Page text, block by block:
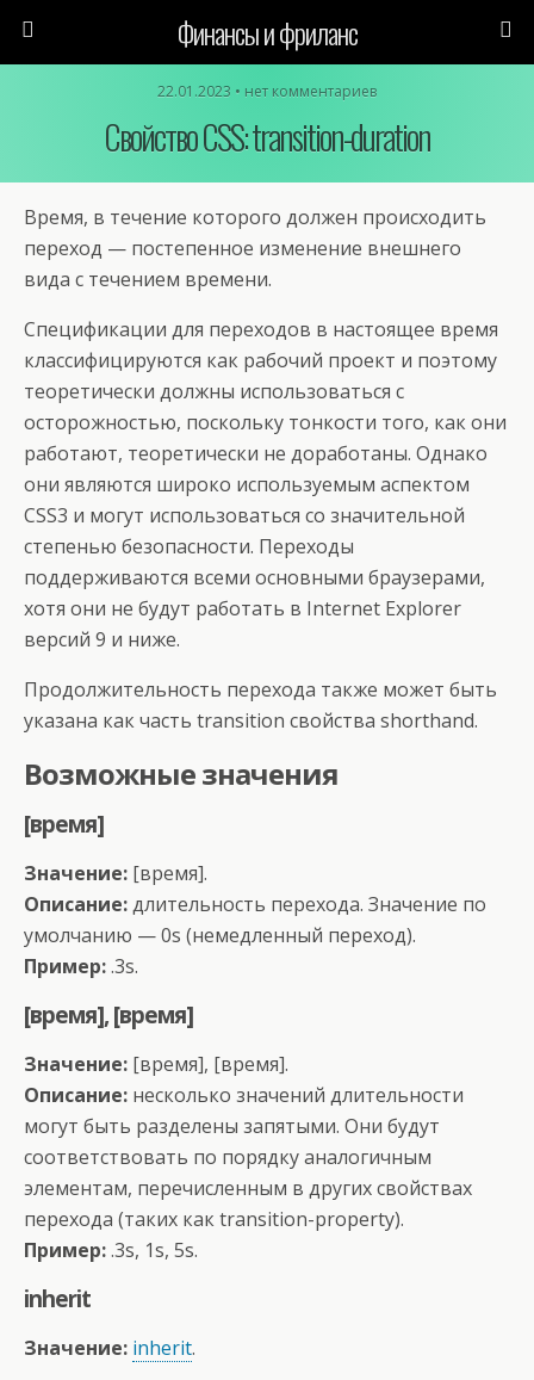
Финансы и фриланс
22.01.2023 • нет комментариев
Свойство CSS: transition-duration
Время, в течение которого должен происходить
переход — постепенное изменение внешнего
вида с течением времени.
Спецификации для переходов в настоящее время
классифицируются как рабочий проект и поэтому
теоретически должны использоваться с
осторожностью, поскольку тонкости того, как они
работают, теоретически не доработаны. Однако
они являются широко используемым аспектом
CSS3 и могут использоваться со значительной
степенью безопасности. Переходы
поддерживаются всеми основными браузерами,
хотя они не будут работать в Internet Explorer
версий 9 и ниже.
Продолжительность перехода также может быть
указана как часть transition свойства shorthand.
Возможные значения
[время]
Значение: [время].
Описание:длительность перехода. Значение по
умолчанию — 0s (немедленный переход).
Пример:.3s.
[время], [время]
Значение: [время], [время].
Описание: несколько значений длительности
могут быть разделены запятыми. Они будут
соответствовать по порядку аналогичным
элементам, перечисленным в других свойствах
перехода (таких как transition-property).
Пример:.3s, 1s, 5s.
inherit
Значение: inherit.